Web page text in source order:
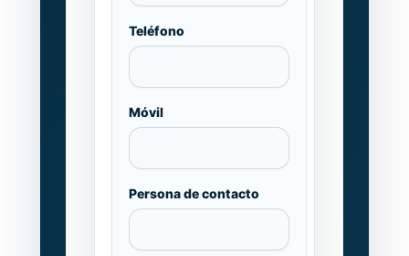
Teléfono
Móvil
Persona de contacto